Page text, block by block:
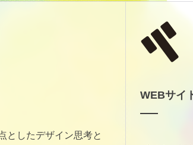
としたデザイン思考と
WEBサイ